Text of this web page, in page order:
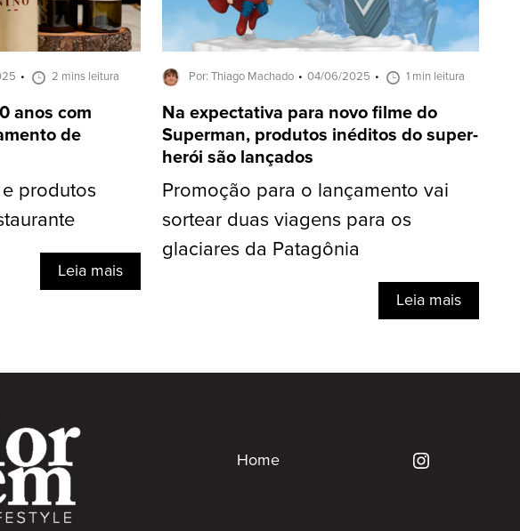
2 mins leitura
anos com
de
e produtos
Leia mais
Por: Thiago Machado 04/06/2025 1 min leitura
Na expectativa para novo filme do
Superman, produtos inéditos do super-
herói são lançados
Promoção para o lançamento vai
sortear duas viagens para os
glaciares da Patagônia
Leia mais
Home